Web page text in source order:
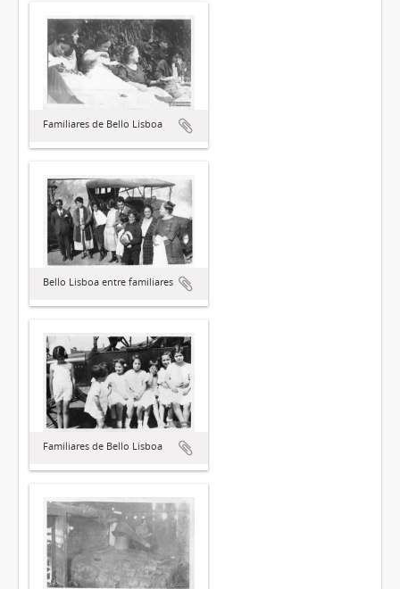
Familiares de Bello Lisboa
Bello Lisboa entre familiares
Familiares de Bello Lisboa